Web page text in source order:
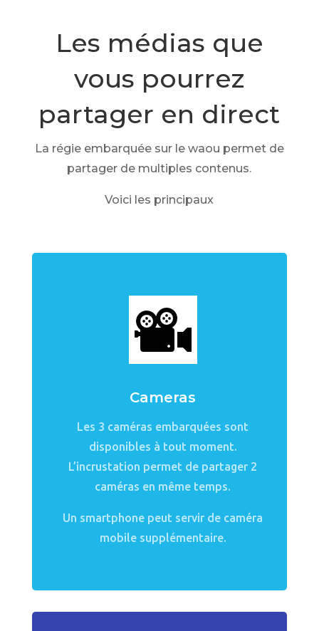
Les médias que
vous pourrez
partager en direct
La régie embarquée sur le waou permet de
partager de multiples contenus.
Voici les principaux
Cameras
Les 3 caméras embarquées sont
disponibles à tout moment.
L’incrustation permet de partager 2
caméras en même temps.
Un smartphone peut servir de caméra
mobile supplémentaire.